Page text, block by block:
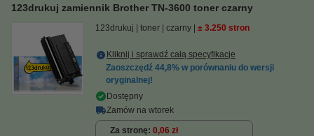
123drukuj zamiennik Brother TN-3600 toner czarny
123drukuj toner czarny ± 3.250 stron
Kliknij i sprawdź całą specyfikacje
Zaoszczędź 44,8% w porównaniu do wersji
oryginalnej!
Dostępny
Zamów na wtorek
Za stronę 0,06 zł